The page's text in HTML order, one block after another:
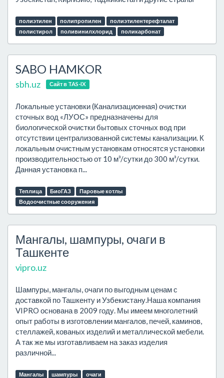
полиэтилен полипропилен
полиэтилентерефталат
полистирол
поливинилхлорид поликарбонат
SABO HAMKOR
sbh.uz Сайт в TAS-IX
Локальные установки (Канализационная) очистки
сточных вод «ЛУОС» предназначены для
биологической очистки бытовых сточных вод при
отсутствии централизованной системы канализации. К
локальным очистным установкам относятся установки
производительностью от 10 м³/сутки до 300 м³/сутки.
Данная установка п...
Теплица БиоГАЗ
Паровые котлы
Водоочистные сооружения
Мангалы, шампуры, очаги в
Ташкенте
vipro.uz
Шампуры, мангалы, очаги по выгодным ценам с
доставкой по Ташкенту и Узбекистану.Наша компания
VIPRO основана в 2009 году. Мы имеем многолетний
опыт работы в изготовлении мангалов, печей, каминов,
стеллажей, кованых изделий и металлической мебели.
А так же мы изготавливаем на заказ изделия
различной...
Мангалы шампуры очаги